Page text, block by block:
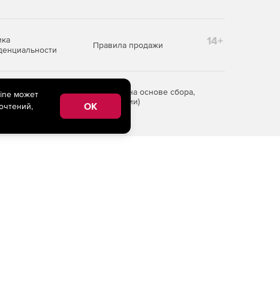
Правила продажи 14+
предоставления информации на основе сбора,
Российской Федерации)
может
OK